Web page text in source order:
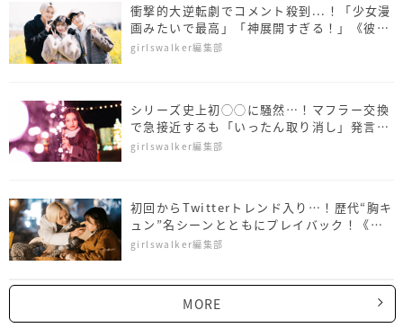
衝撃的大逆転劇でコメント殺到...！「少女漫
画みたいで最高」「神展開すぎる！」《彼と
オオカミちゃん 4〜6話ダイジェスト》
girlswalker編集部
シリーズ史上初◯◯に騒然…！マフラー交換
で急接近するも「いったん取り消し」発言
《彼とオオカミちゃん 1〜3話ダイジェス
girlswalker編集部
初回からTwitterトレンド入り…！歴代“胸キ
ュン”名シーンとともにプレイバック！《新
オオカミちゃん》
girlswalker編集部
MORE